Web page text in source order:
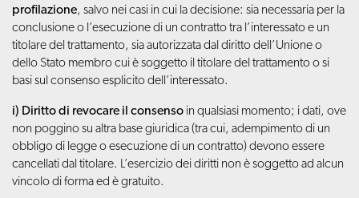
profilazione, salvo nei casi in cui la decisione: sia necessaria per la
conclusione o l’esecuzione di un contratto tra l’interessato e un
titolare del trattamento, sia autorizzata dal diritto dell’Unione o
dello Stato membro cui è soggetto il titolare del trattamento o si
basi sul consenso esplicito dell’interessato.
i) Diritto di revocare il consenso in qualsiasi momento; i dati, ove
non poggino su altra base giuridica (tra cui, adempimento di un
obbligo di legge o esecuzione di un contratto) devono essere
cancellati dal titolare. L’esercizio dei diritti non è soggetto ad alcun
vincolo di forma ed è gratuito.